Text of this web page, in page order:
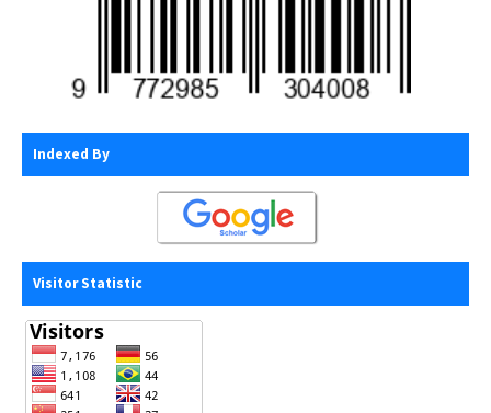
Indexed By
Visitor Statistic